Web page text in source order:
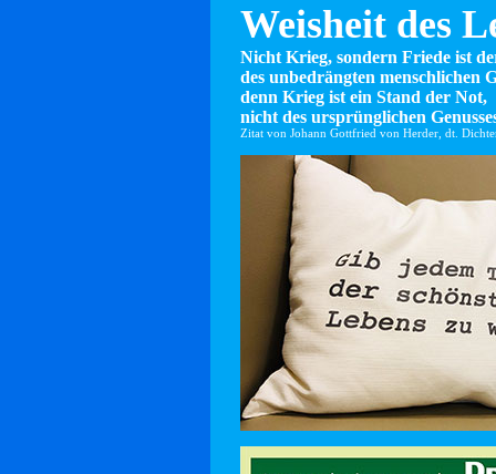
Weisheit des
Nicht Krieg, sondern Friede ist
des unbedrängten menschlichen
denn Krieg ist ein Stand der Not,
nicht des ursprünglichen
Zitat von Johann Gottfried von Herder, dt.